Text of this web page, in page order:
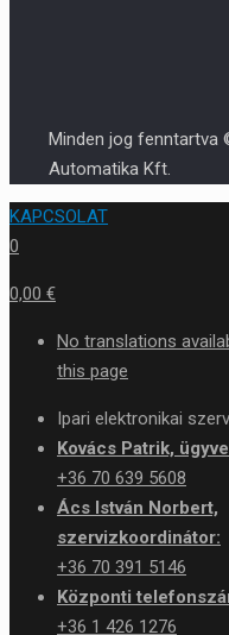
Minden jog fenntartva
Automatika Kft.
KAPCSOLAT
0
0,00 €
No translations
this page
Ipari elektronikai
Kovács Patrik,
+36 70 639 5608
Ács István Norbert,
szervizkoordinátor:
+36 70 391 5146
Központi
+36 1 426 1276